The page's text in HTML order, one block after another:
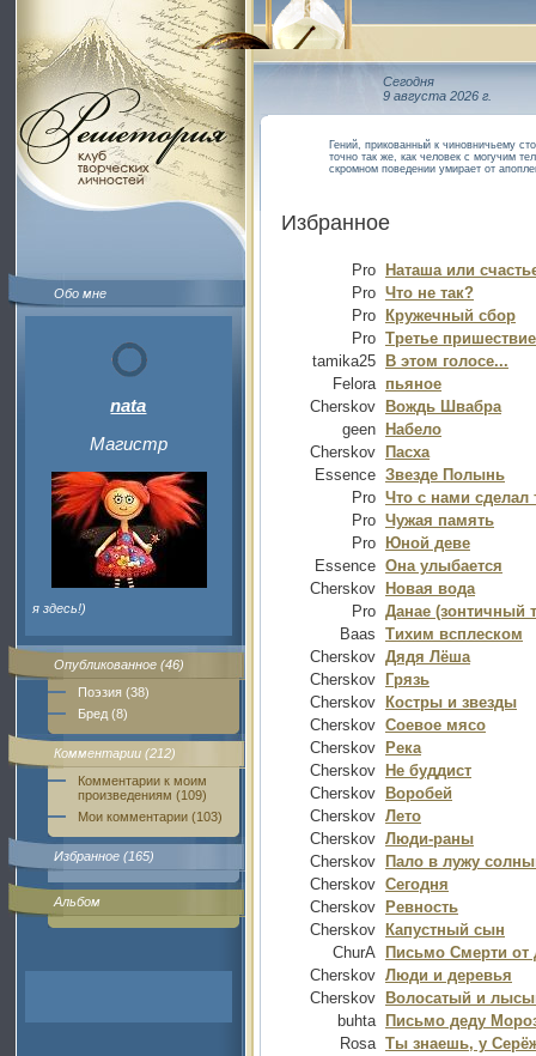
Обо мне
nata
Магистр
я здесь!)
Опубликованное (46)
Поэзия (38)
Бред (8)
Комментарии (212)
Комментарии к моим
произведениям (109)
Мои комментарии (103)
Избранное (165)
Альбом
Сегодня
9 августа 2026 г.
Гений, прикованный к чиновничьему
точно так же, как человек с могучим
скромном поведении умирает от
Избранное
Pro
Наташа или
Pro Что не так?
Pro
Кружечный сбор
Pro Третье пришествие
tamika25
В этом голосе...
Felora пьяное
Cherskov
Вождь Швабра
geen
Набело
Cherskov
Пасха
Essence Звезде Полынь
Pro Что с нами сделал
Pro Чужая память
Pro
Юной деве
Essence Она улыбается
Cherskov
Новая вода
Pro Данае (зонтичный
Baas Тихим всплеском
Cherskov Дядя Лёша
Cherskov
Грязь
Cherskov
Костры и звезды
Cherskov Соевое мясо
Cherskov
Река
Cherskov
Не буддист
Cherskov
Воробей
Cherskov Лето
Cherskov Люди-раны
Cherskov
Пало в лужу
Cherskov Сегодня
Cherskov
Ревность
Cherskov
Капустный сын
ChurA
Письмо Смерти от
Cherskov Люди и деревья
Cherskov
Волосатый и
buhta Письмо деду
Rosa Ты знаешь, у